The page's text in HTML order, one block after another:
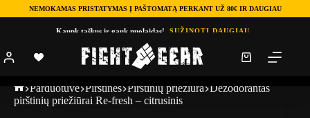
NEMOKAMAS PRISTATYMAS Į PAŠTOMATĄ PERKANT UŽ 80€ IR DAUGIAU
Kaupk taškus ir gauk nuolaidas! SUŽINOTI DAUGIAU
Parduotuve Pirštinės Pirštinių priežiūra Dezodorantas
pirštinių priežiūrai Re-fresh – citrusinis